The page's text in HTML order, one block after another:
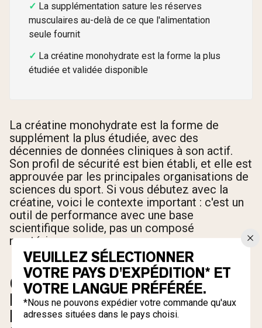
La supplémentation sature les réserves
musculaires au-delà de ce que l'alimentation
seule fournit
La créatine monohydrate est la forme la plus
étudiée et validée disponible
La créatine monohydrate est la forme de
supplément la plus étudiée, avec des
décennies de données cliniques à son actif.
Son profil de sécurité est bien établi, et elle est
approuvée par les principales organisations de
sciences du sport. Si vous débutez avec la
créatine, voici le contexte important : c'est un
outil de performance avec une base
scientifique solide, pas un composé
mystérieux.
CRÉATINE ET RÉTENTION
D'EAU : POURQUOI CELA SE
PRODUIT ET À QUOI
VEUILLEZ SÉLECTIONNER
VOTRE PAYS D'EXPÉDITION* ET
VOTRE LANGUE PRÉFÉRÉE.
*Nous ne pouvons expédier votre commande qu'aux
adresses situées dans le pays choisi.